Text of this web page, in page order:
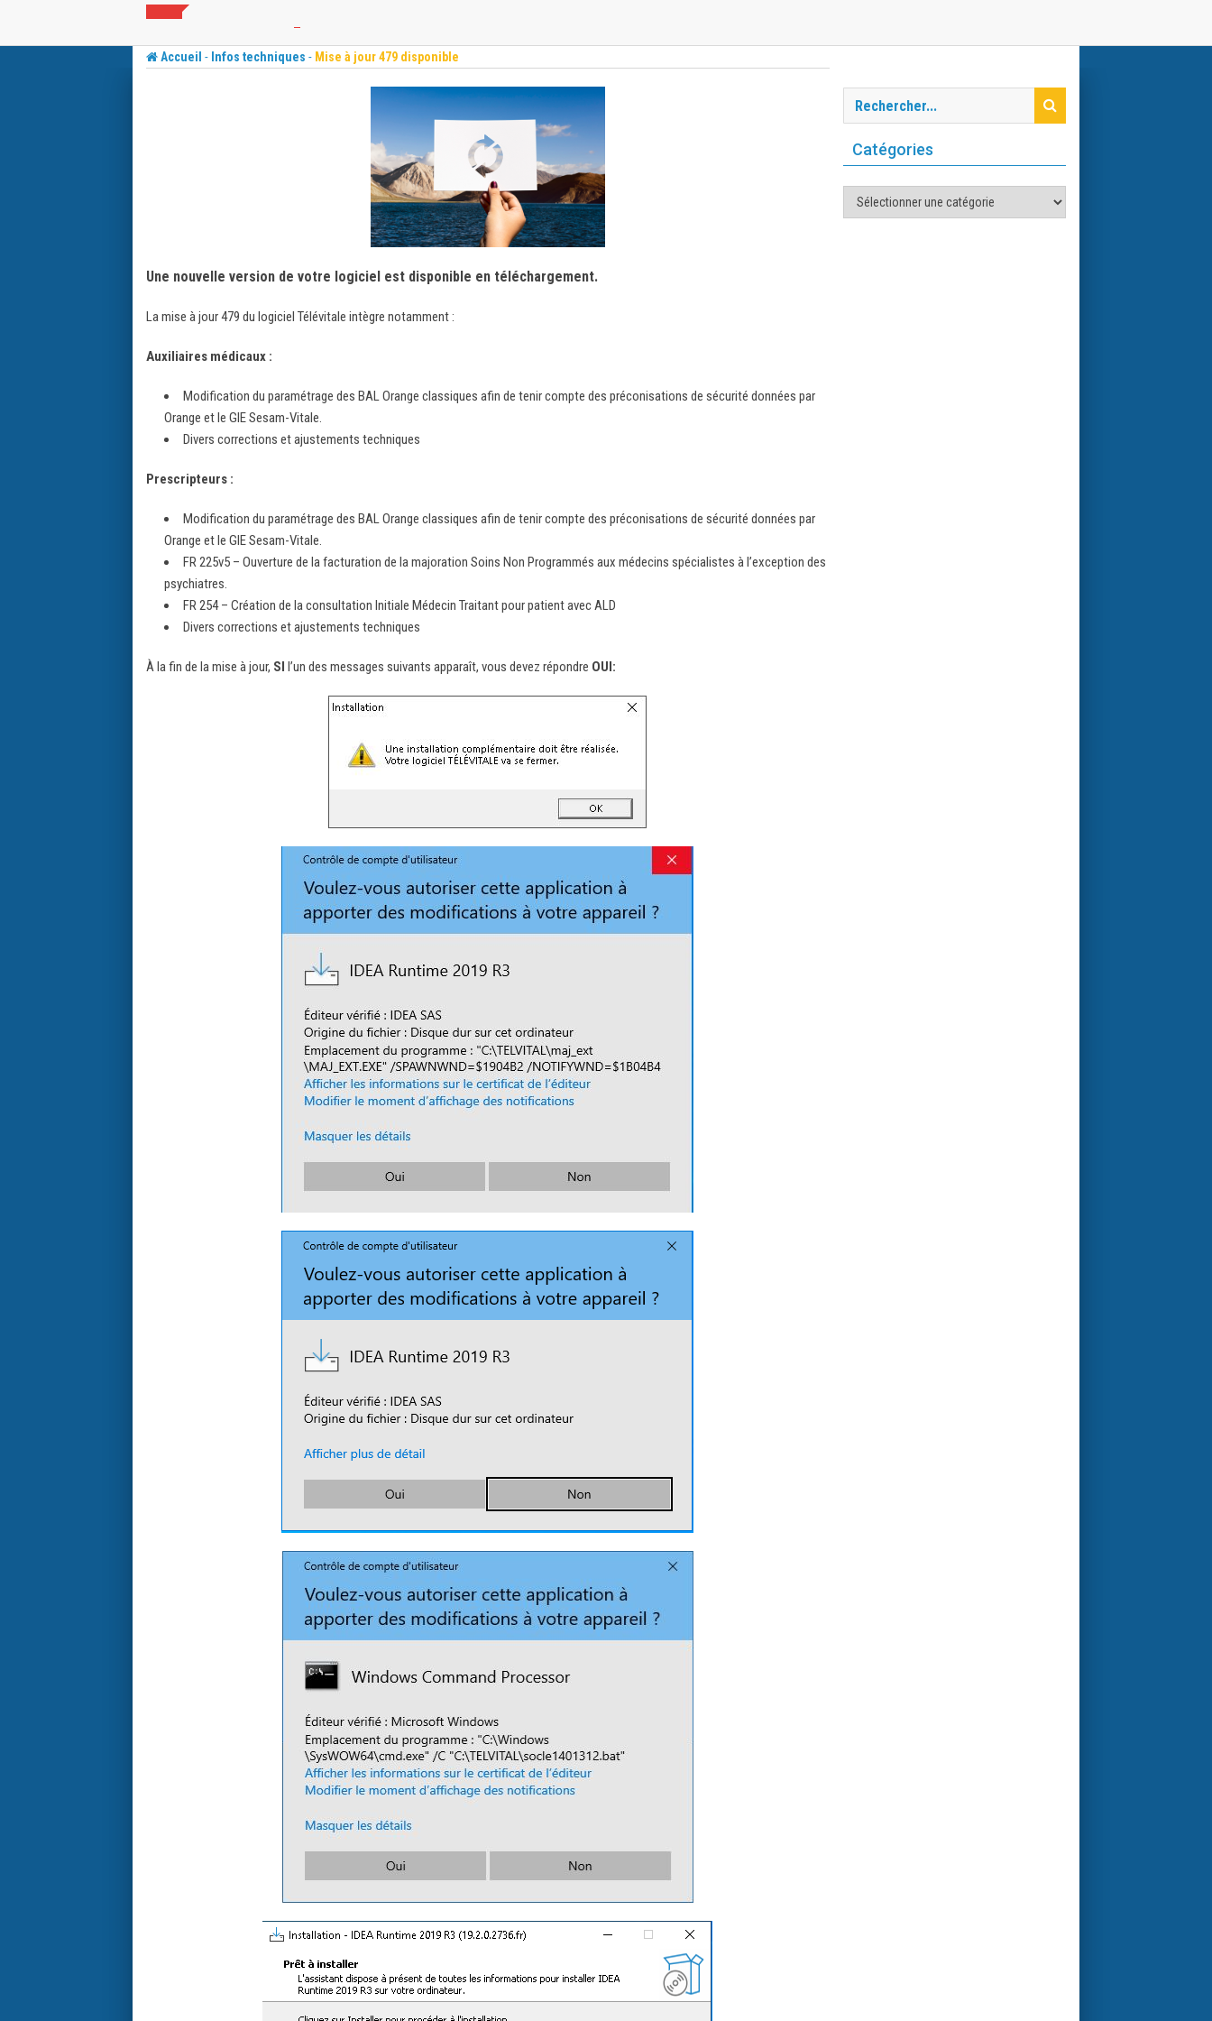
Accueil - Infos techniques - Mise à jour 479 disponible
Une nouvelle version de votre logiciel est disponible en téléchargement.
La mise à jour 479 du logiciel Télévitale intègre notamment :
Auxiliaires médicaux :
Modification du paramétrage des BAL Orange classiques afin de tenir compte des préconisations de sécurité données par
Orange et le GIE Sesam-Vitale.
Divers corrections et ajustements techniques
Prescripteurs :
Modification du paramétrage des BAL Orange classiques afin de tenir compte des préconisations de sécurité données par
Orange et le GIE Sesam-Vitale.
FR 225v5 – Ouverture de la facturation de la majoration Soins Non Programmés aux médecins spécialistes à l’exception des
psychiatres.
FR 254 – Création de la consultation Initiale Médecin Traitant pour patient avec ALD
Divers corrections et ajustements techniques
À la fin de la mise à jour, SI l’un des messages suivants apparaît, vous devez répondre OUI:
Catégories
Catégories